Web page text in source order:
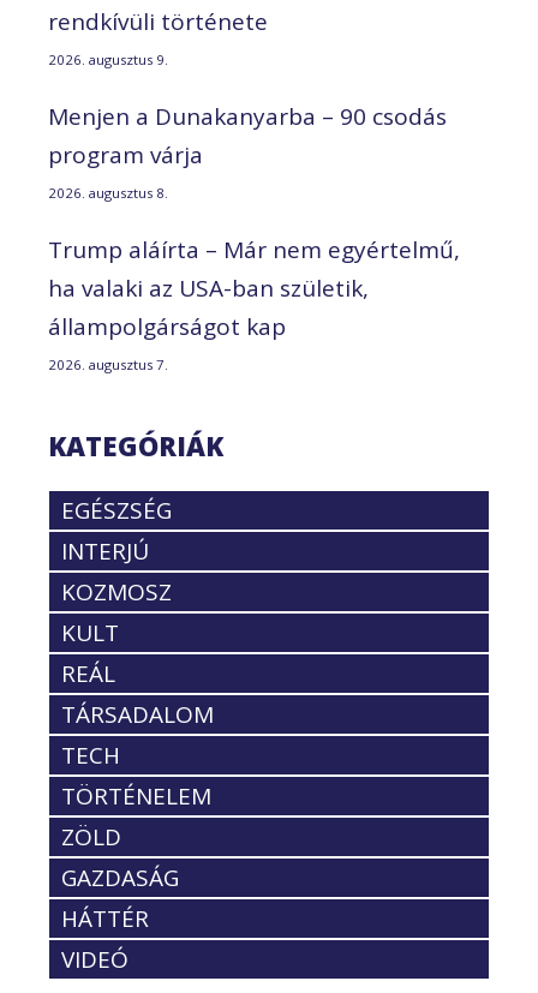
rendkívüli története
2026. augusztus 9.
Menjen a Dunakanyarba – 90 csodás
program várja
2026. augusztus 8.
Trump aláírta – Már nem egyértelmű,
ha valaki az USA-ban születik,
állampolgárságot kap
2026. augusztus 7.
KATEGÓRIÁK
EGÉSZSÉG
INTERJÚ
KOZMOSZ
KULT
REÁL
TÁRSADALOM
TECH
TÖRTÉNELEM
ZÖLD
GAZDASÁG
HÁTTÉR
VIDEÓ